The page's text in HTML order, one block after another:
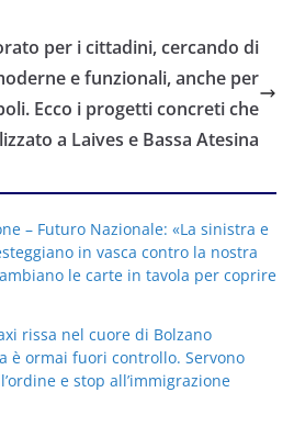
per i cittadini, cercando di
e funzionali, anche per
Ecco i progetti concreti che
a Laives e Bassa Atesina
– Futuro Nazionale: «La sinistra e
in vasca contro la nostra
le carte in tavola per coprire
rissa nel cuore di Bolzano
è ormai fuori controllo. Servono
e stop all’immigrazione